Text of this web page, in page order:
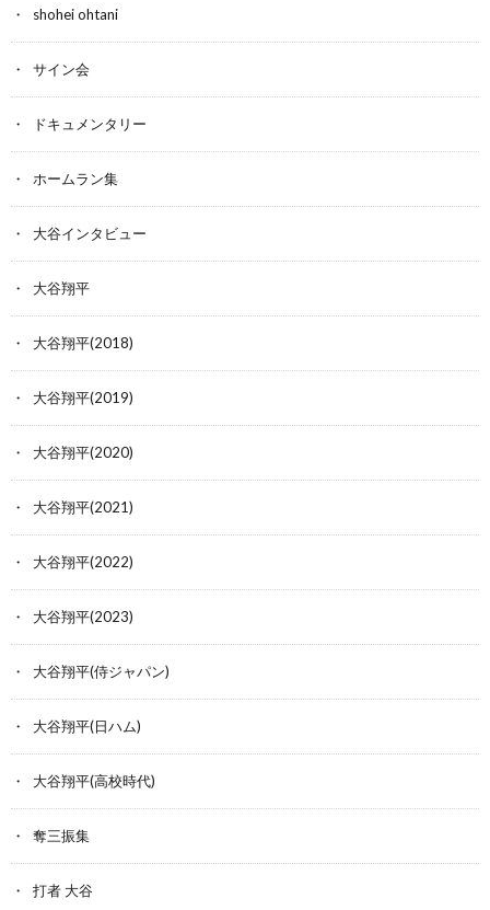
shohei ohtani
サイン会
ドキュメンタリー
ホームラン集
大谷インタビュー
大谷翔平
大谷翔平(2018)
大谷翔平(2019)
大谷翔平(2020)
大谷翔平(2021)
大谷翔平(2022)
大谷翔平(2023)
大谷翔平(侍ジャパン)
大谷翔平(日ハム)
大谷翔平(高校時代)
奪三振集
打者 大谷